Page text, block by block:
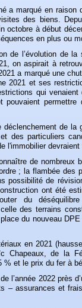
a marqué en raison
des biens.
à début
en plus ou
de l’évolution de
on aspirait à
a marqué une
2021 et ses
qui venaient
permettre
de la
des particuliers
l'immobilier
de nombreux
; la flambée des
possibilité de
ont été
du
des terrains
du nouveau
en 2021
Chapeaux, de la
et le prix du fer à
l’année 2022 près
– assurances et